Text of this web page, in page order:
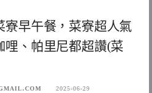
寮早午餐，菜寮超人氣
哩、帕里尼都超讚(菜
2025-06-29